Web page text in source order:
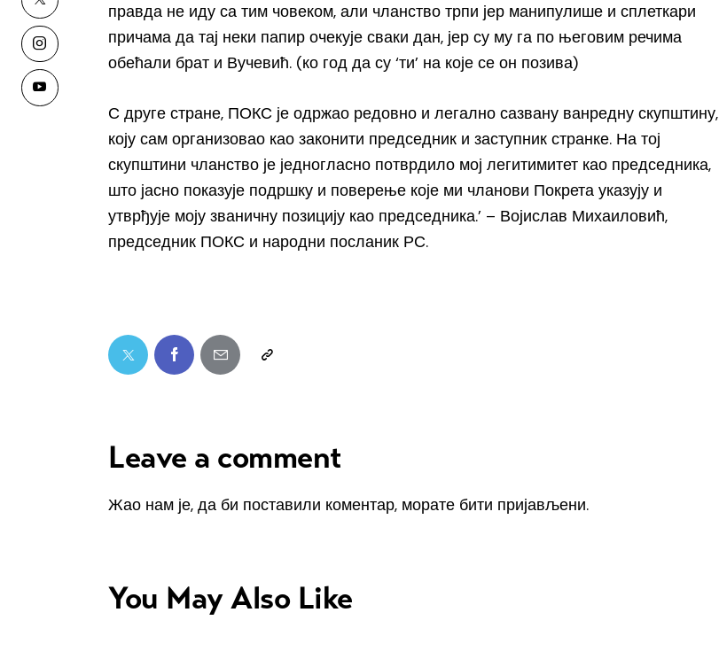
правда не иду са тим човеком, али чланство трпи јер манипулише и сплеткари
причама да тај неки папир очекује сваки дан, јер су му га по његовим речима
обећали брат и Вучевић. (ко год да су ‘ти’ на које се он позива)
С друге стране, ПОКС је одржао редовно и легално сазвану ванредну скупштину,
коју сам организовао као законити председник и заступник странке. На тој
скупштини чланство је једногласно потврдило мој легитимитет као председника,
што јасно показује подршку и поверење које ми чланови Покрета указују и
утврђује моју званичну позицију као председника.’ – Војислав Михаиловић,
председник ПОКС и народни посланик РС.
Leave a comment
Жао нам је, да би поставили коментар, морате бити пријављени.
You May Also Like